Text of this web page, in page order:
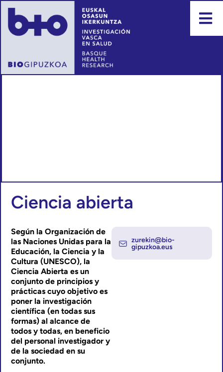
Ciencia abierta
Según la Organización de
las Naciones Unidas para la
Educación, la Ciencia y la
Cultura (UNESCO), la
Ciencia Abierta es un
conjunto de principios y
prácticas cuyo objetivo es
poner la investigación
científica (en todas sus
formas) al alcance de
todos y todas, en beneficio
del personal investigador y
de la sociedad en su
conjunto.
zurekin@bio-
gipuzkoa.eus